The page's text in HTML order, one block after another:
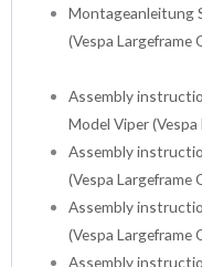
Montageanleitung
(Vespa Largeframe
Assembly
Model Viper
Assembly
(Vespa Largeframe
Assembly
(Vespa Largeframe
Assembly